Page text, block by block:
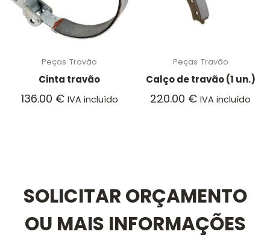
Peças Travão
Cinta travão
136.00 € IVA incluído
Peças Travão
Calço de travão (1 un.)
220.00 € IVA incluído
SOLICITAR ORÇAMENTO
OU MAIS INFORMAÇÕES